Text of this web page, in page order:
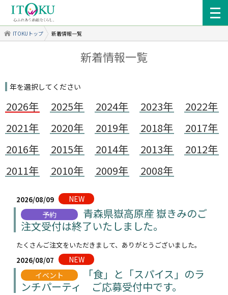
ITOKUトップ 新着情報一覧
新着情報一覧
年を選択してください
2026年 2025年 2024年 2023年
2022年
2021年
2020年 2019年 2018年
2017年
2016年
2015年 2014年 2013年
2012年
2011年
2010年 2009年 2008年
2026/08/09
NEW
予約
青森県嶽高原産 嶽きみのご
注文受付は終了いたしました。
たくさんご注文をいただきまして、ありがとうございました。
2026/08/07
NEW
イベント
「食」と「スパイス」のラ
ンチパーティ ご応募受付中です。